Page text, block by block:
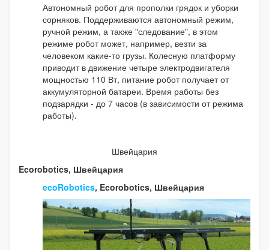
Автономный робот для прополки грядок и уборки
сорняков. Поддерживаются автономный режим,
ручной режим, а также "следование", в этом
режиме робот может, например, везти за
человеком какие-то грузы. Колесную платформу
приводит в движение четыре электродвигателя
мощностью 110 Вт, питание робот получает от
аккумуляторной батареи. Время работы без
подзарядки - до 7 часов (в зависимости от режима
работы).
Швейцария
Ecorobotics, Швейцария
ecoRobotics, Ecorobotics, Швейцария